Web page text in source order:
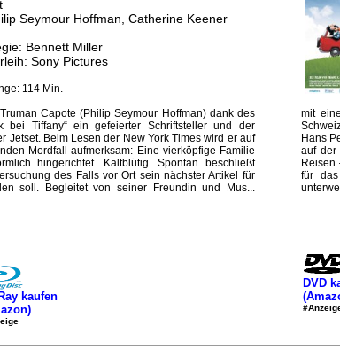
Seymour Hoffman, Catherine Keener
Bennett Miller
Sony Pictures
114 Min.
Capote (Philip Seymour Hoffman) dank des
bei Tiffany“ ein gefeierter Schriftsteller und der
Jetset. Beim Lesen der New York Times wird er auf
Mordfall aufmerksam: Eine vierköpfige Familie
hingerichtet. Kaltblütig. Spontan beschließt
des Falls vor Ort sein nächster Artikel für
soll. Begleitet von seiner Freundin und Mus...
kaufen
mit
Hans
auf der
Reisen
für
DVD